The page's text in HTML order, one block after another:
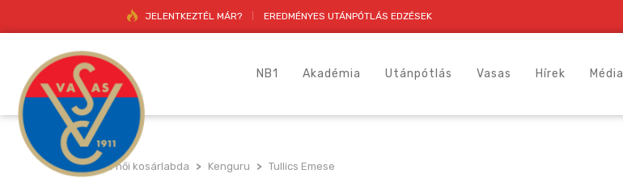
JELENTKEZTÉL MÁR? EREDMÉNYES UTÁNPÓTLÁS EDZÉSEK
NB1 Akadémia Utánpótlás Vasas Hírek Média
Vasas női kosárlabda > Kenguru > Tullics Emese